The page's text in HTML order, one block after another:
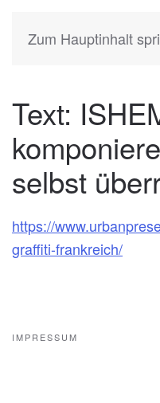
Zum Hauptinhalt
KATIA HERMANN
Text:
selbst
https://
graffiti-frankreich/
IMPRESSUM